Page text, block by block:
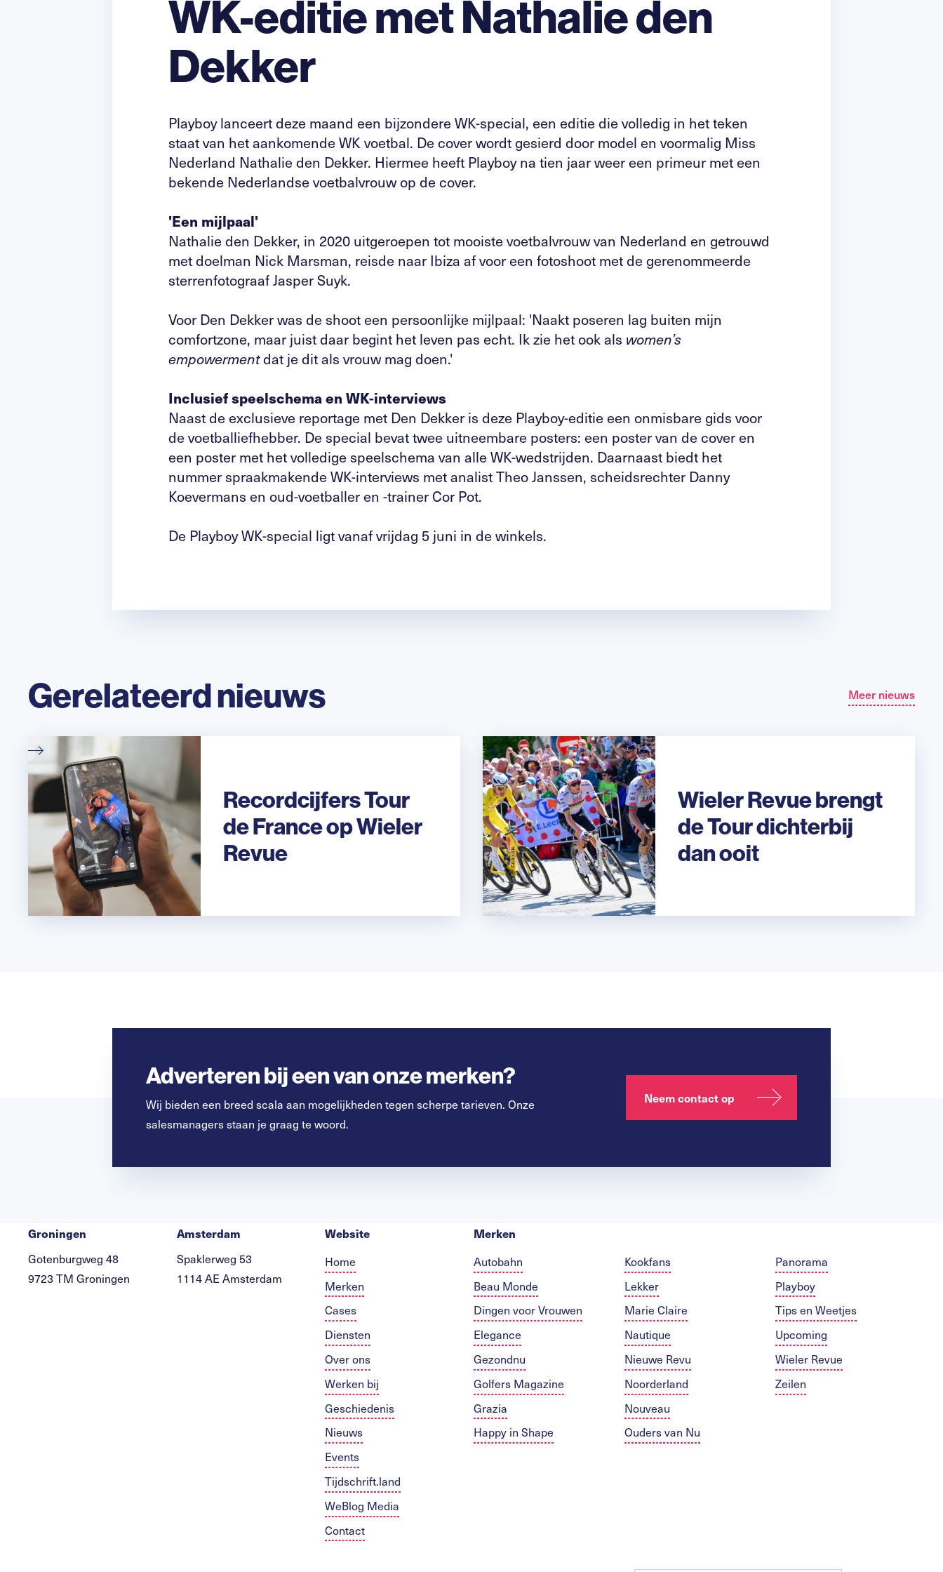
WK-editie met Nathalie den
Dekker
Playboy lanceert deze maand een bijzondere WK-special, een editie die volledig in het teken
staat van het aankomende WK voetbal. De cover wordt gesierd door model en voormalig Miss
Nederland Nathalie den Dekker. Hiermee heeft Playboy na tien jaar weer een primeur met een
bekende Nederlandse voetbalvrouw op de cover.
'Een mijlpaal'
Nathalie den Dekker, in 2020 uitgeroepen tot mooiste voetbalvrouw van Nederland en getrouwd
met doelman Nick Marsman, reisde naar Ibiza af voor een fotoshoot met de gerenommeerde
sterrenfotograaf Jasper Suyk.
Voor Den Dekker was de shoot een persoonlijke mijlpaal: 'Naakt poseren lag buiten mijn
comfortzone, maar juist daar begint het leven pas echt. Ik zie het ook als women’s
empowermentdat je dit als vrouw mag doen.'
Inclusief speelschema en WK-interviews
Naast de exclusieve reportage met Den Dekker is deze Playboy-editie een onmisbare gids voor
de voetballiefhebber. De special bevat twee uitneembare posters: een poster van de cover en
een poster met het volledige speelschema van alle WK-wedstrijden. Daarnaast biedt het
nummer spraakmakende WK-interviews met analist Theo Janssen, scheidsrechter Danny
Koevermans en oud-voetballer en -trainer Cor Pot.
De Playboy WK-special ligt vanaf vrijdag 5 juni in de winkels.
Gerelateerd nieuws Meer nieuws
Recordcijfers Tour
de France op Wieler
Revue
Wieler Revue brengt
de Tour dichterbij
dan ooit
Adverteren bij een van onze merken?
Wij bieden een breed scala aan mogelijkheden tegen scherpe tarieven. Onze
salesmanagers staan je graag te woord.
Neem contact op
Groningen
Gotenburgweg 48
9723 TM Groningen
Amsterdam
Spaklerweg 53
1114 AE Amsterdam
Website
Home
Merken
Cases
Diensten
Over ons
Werken bij
Geschiedenis
Nieuws
Events
Tijdschrift.land
WeBlog Media
Contact
Merken
Autobahn
Beau Monde
Dingen voor Vrouwen
Elegance
Gezondnu
Golfers Magazine
Grazia
Happy in Shape
Kookfans
Lekker
Marie Claire
Nautique
Nieuwe Revu
Noorderland
Nouveau
Ouders van Nu
Panorama
Playboy
Tips en Weetjes
Upcoming
Wieler Revue
Zeilen